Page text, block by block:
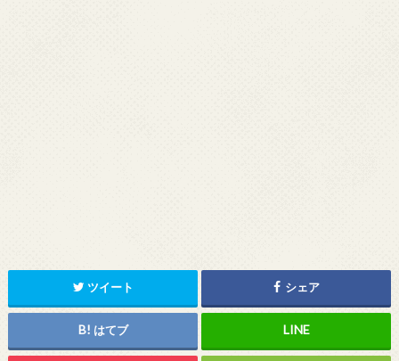
ツイート シェア
はてブ